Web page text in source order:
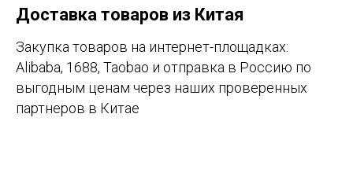
Доставка товаров из Китая
Закупка товаров на интернет-площадках:
Alibaba, 1688, Taobao и отправка в Россию по
выгодным ценам через наших проверенных
партнеров в Китае